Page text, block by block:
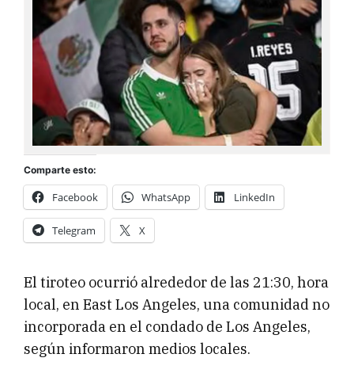
Comparte esto:
Facebook WhatsApp LinkedIn
Telegram X
El tiroteo ocurrió alrededor de las 21:30, hora
local, en East Los Angeles, una comunidad no
incorporada en el condado de Los Angeles,
según informaron medios locales.